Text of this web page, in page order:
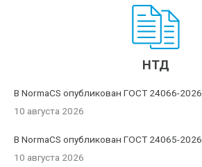
НТД
В NormaCS опубликован ГОСТ 24066-2026
10 августа 2026
В NormaCS опубликован ГОСТ 24065-2026
10 августа 2026